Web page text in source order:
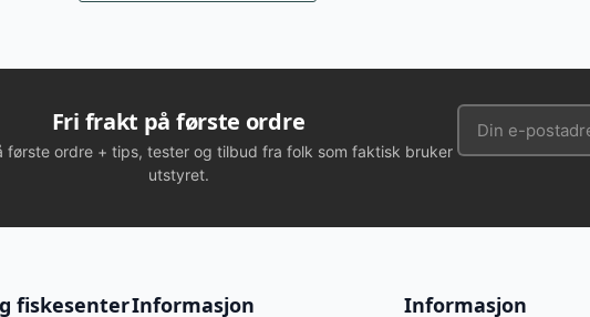
kan
velges
på
produktsiden
Fri frakt på første ordre
første ordre + tips, tester og tilbud fra folk som faktisk bruker
utstyret.
fiskesenterInformasjon Informasjon